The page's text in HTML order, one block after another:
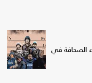
الصحافة في